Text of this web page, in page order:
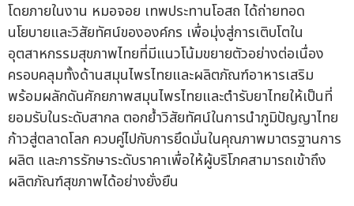
โดยภายในงาน หมอจอย เทพประทานโอสถ ได้ถ่ายทอด
นโยบายและวิสัยทัศน์ขององค์กร เพื่อมุ่งสู่การเติบโตใน
อุตสาหกรรมสุขภาพไทยที่มีแนวโน้มขยายตัวอย่างต่อเนื่อง
ครอบคลุมทั้งด้านสมุนไพรไทยและผลิตภัณฑ์อาหารเสริม
พร้อมผลักดันศักยภาพสมุนไพรไทยและตำรับยาไทยให้เป็นที่
ยอมรับในระดับสากล ตอกย้ำวิสัยทัศน์ในการนำภูมิปัญญาไทย
ก้าวสู่ตลาดโลก ควบคู่ไปกับการยึดมั่นในคุณภาพมาตรฐานการ
ผลิต และการรักษาระดับราคาเพื่อให้ผู้บริโภคสามารถเข้าถึง
ผลิตภัณฑ์สุขภาพได้อย่างยั่งยืน